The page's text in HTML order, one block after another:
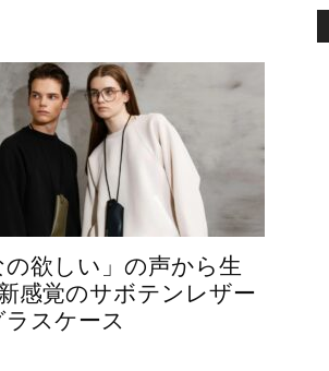
の欲しい」の声から生
感覚のサボテンレザー
スケース